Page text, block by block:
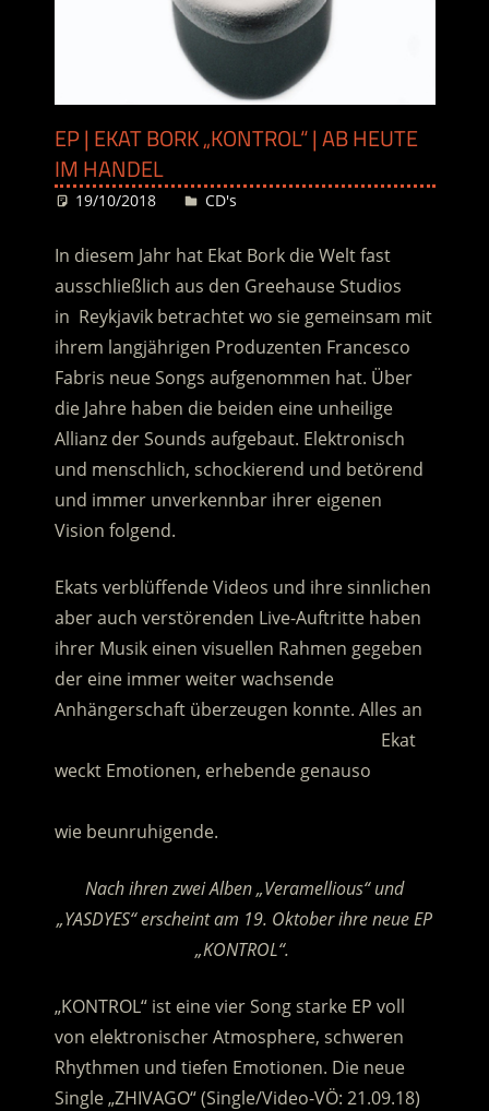
EP | EKAT BORK „KONTROL“ | AB HEUTE
IM HANDEL
19/10/2018 Desiree
CD's
In diesem Jahr hat Ekat Bork die Welt fast
ausschließlich aus den Greehause Studios
in Reykjavik betrachtet wo sie gemeinsam mit
ihrem langjährigen Produzenten Francesco
Fabris neue Songs aufgenommen hat. Über
die Jahre haben die beiden eine unheilige
Allianz der Sounds aufgebaut. Elektronisch
und menschlich, schockierend und betörend
und immer unverkennbar ihrer eigenen
Vision folgend.
Ekats verblüffende Videos und ihre sinnlichen
aber auch verstörenden Live-Auftritte haben
ihrer Musik einen visuellen Rahmen gegeben
der eine immer weiter wachsende
Anhängerschaft überzeugen konnte. Alles an
Ekat
weckt Emotionen, erhebende genauso
wie beunruhigende.
Nach ihren zwei Alben „Veramellious“ und
„YASDYES“ erscheint am 19. Oktober ihre neue EP
„KONTROL“.
„KONTROL“ ist eine vier Song starke EP voll
von elektronischer Atmosphere, schweren
Rhythmen und tiefen Emotionen. Die neue
Single „ZHIVAGO“ (Single/Video-VÖ: 21.09.18)